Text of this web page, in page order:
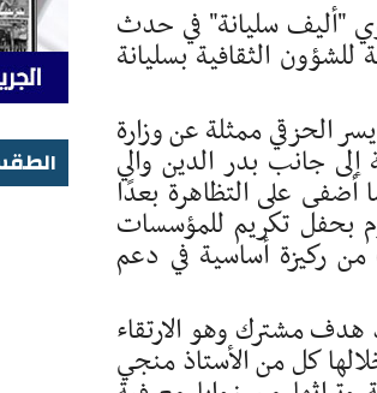
اليوم الثقافي الجهوي "أليف سليانة" في حدث
الثقافية بسليانة
الحزقي ممثلة عن وزارة
إلى جانب بدر الدين والي
على التظاهرة بعدًا
بحفل تكريم للمؤسسات
من ركيزة أساسية في دعم
هدف مشترك وهو الارتقاء
كل من الأستاذ منجي